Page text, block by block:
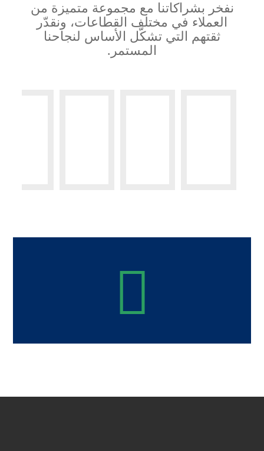
نفخر بشراكاتنا مع مجموعة متميزة من
العملاء في مختلف القطاعات، ونقدّر
ثقتهم التي تشكّل الأساس لنجاحنا
المستمر.